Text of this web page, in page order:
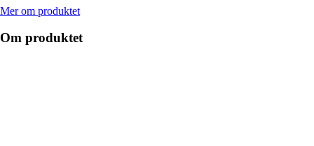
Mer om produktet
Om produktet